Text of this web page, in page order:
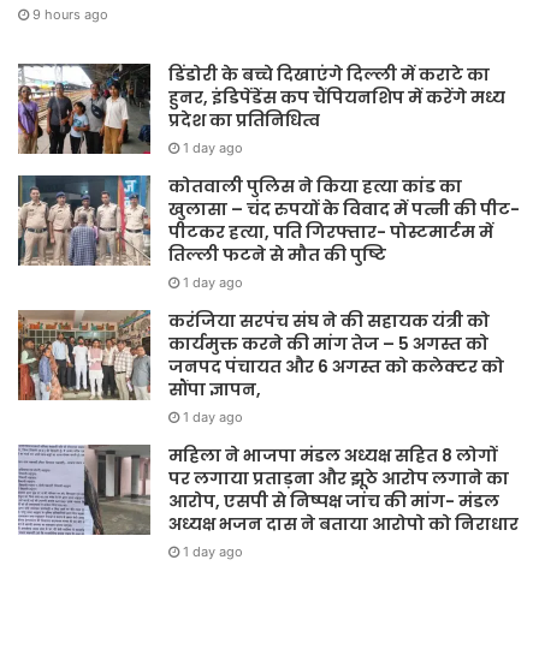
9 hours ago
डिंडोरी के बच्चे दिखाएंगे दिल्ली में कराटे का
हुनर, इंडिपेंडेंस कप चैंपियनशिप में करेंगे मध्य
प्रदेश का प्रतिनिधित्व
1 day ago
कोतवाली पुलिस ने किया हत्या कांड का
खुलासा – चंद रुपयों के विवाद में पत्नी की पीट-
पीटकर हत्या, पति गिरफ्तार- पोस्टमार्टम में
तिल्ली फटने से मौत की पुष्टि
1 day ago
करंजिया सरपंच संघ ने की सहायक यंत्री को
कार्यमुक्त करने की मांग तेज – 5 अगस्त को
जनपद पंचायत और 6 अगस्त को कलेक्टर को
सौंपा ज्ञापन,
1 day ago
महिला ने भाजपा मंडल अध्यक्ष सहित 8 लोगों
पर लगाया प्रताड़ना और झूठे आरोप लगाने का
आरोप, एसपी से निष्पक्ष जांच की मांग- मंडल
अध्यक्ष भजन दास ने बताया आरोपो को निराधार
1 day ago